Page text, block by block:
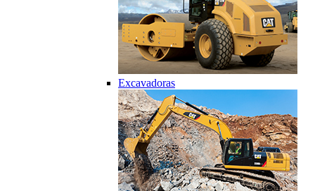
Excavadoras